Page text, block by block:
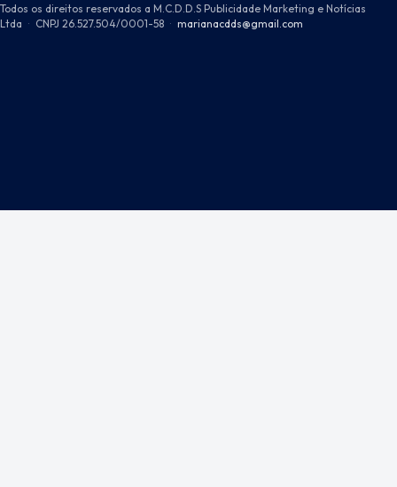
Todos os direitos reservados a M.C.D.D.S Publicidade Marketing e Notícias
Ltda · CNPJ 26.527.504/0001-58 · marianacdds@gmail.com